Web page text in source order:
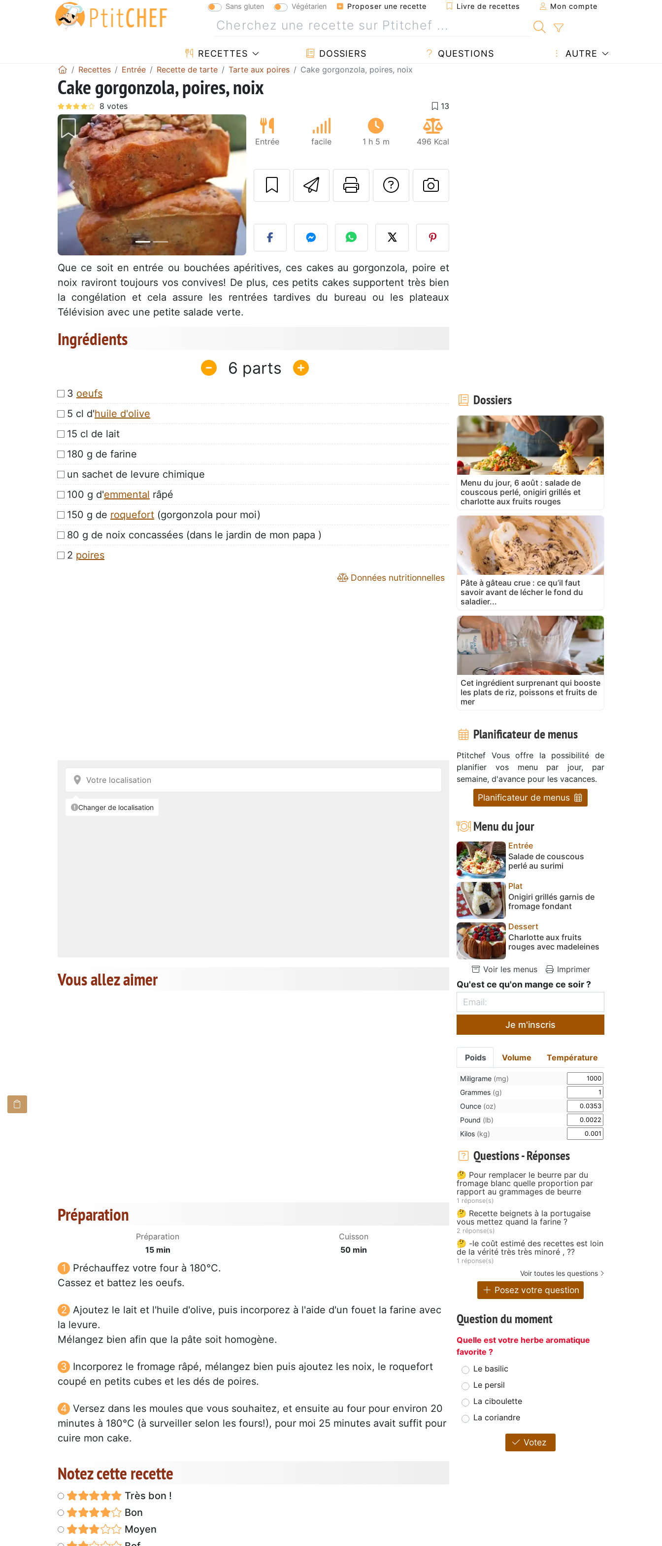
Sans gluten Végétarien Proposer une recette Livre de recettes Mon compte
RECETTES DOSSIERS QUESTIONS AUTRE
Recettes Entrée Recette de tarte Tarte aux poires Cake gorgonzola, poires, noix
Cake gorgonzola, poires, noix
Précédent Suivant
Entrée facile 1 h 5 m 496 Kcal
Envoyer cette recette à un ami
Imprimer cette page
Poser une question à l'auteur
Publier votre photo de cette
Que ce soit en entrée ou bouchées apéritives, ces cakes au gorgonzola, poire et
noix raviront toujours vos convives! De plus, ces petits cakes supportent très bien
la congélation et cela assure les rentrées tardives du bureau ou les plateaux
Télévision avec une petite salade verte.
Ingrédients
6
3 oeufs
5 cl d'huile d'olive
15 cl de lait
180 g de farine
un sachet de levure chimique
100 g d'emmental râpé
150 g de roquefort (gorgonzola pour moi)
80 g de noix concassées (dans le jardin de mon papa )
2 poires
Données nutritionnelles
Vous allez aimer
Préparation
Préparation
15 min
Cuisson
50 min
Préchauffez votre four à 180°C.
Cassez et battez les oeufs.
Ajoutez le lait et l'huile d'olive, puis incorporez à l'aide d'un fouet la farine avec
la levure.
Mélangez bien afin que la pâte soit homogène.
Incorporez le fromage râpé, mélangez bien puis ajoutez les noix, le roquefort
coupé en petits cubes et les dés de poires.
Versez dans les moules que vous souhaitez, et ensuite au four pour environ 20
minutes à 180°C (à surveiller selon les fours!), pour moi 25 minutes avait suffit pour
cuire mon cake.
Notez cette recette
Très bon !
Bon
Moyen
Dossiers
Menu du jour, 6 août : salade de
couscous perlé, onigiri grillés et
charlotte aux fruits rouges
Pâte à gâteau crue : ce qu’il faut
savoir avant de lécher le fond du
saladier...
Cet ingrédient surprenant qui booste
les plats de riz, poissons et fruits de
mer
Planificateur de menus
Ptitchef Vous offre la possibilité de
planifier vos menu par jour, par
semaine, d'avance pour les vacances.
Planificateur de menus
Menu du jour
Entrée
Salade de couscous
perlé au surimi
Plat
Onigiri grillés garnis de
fromage fondant
Dessert
Charlotte aux fruits
rouges avec madeleines
Voir les menus Imprimer
Qu'est ce qu'on mange ce soir ?
Je m'inscris
Poids Volume Température
Miligrame (mg)
Grammes (g)
Ounce (oz)
Pound (lb)
Kilos (kg)
Questions - Réponses
🤔 Pour remplacer le beurre par du
fromage blanc quelle proportion par
rapport au grammages de beurre
1 réponse(s)
🤔 Recette beignets à la portugaise
vous mettez quand la farine ?
2 réponse(s)
🤔 -le coût estimé des recettes est loin
de la vérité très très minoré , ??
1 réponse(s)
Voir toutes les questions
Posez votre question
Question du moment
Quelle est votre herbe aromatique
favorite ?
Le basilic
Le persil
La ciboulette
La coriandre
Votez